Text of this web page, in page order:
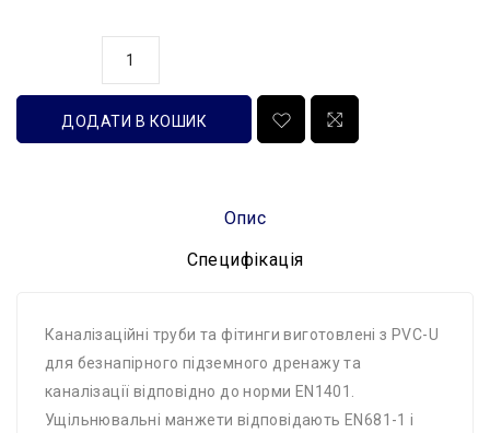
ДОДАТИ В КОШИК
Опис
Специфікація
Каналізаційні труби та фітинги виготовлені з PVC-U
для безнапірного підземного дренажу та
каналізації відповідно до норми EN1401.
Ущільнювальні манжети відповідають EN681-1 і